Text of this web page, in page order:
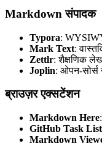
Markdown संपादक
Typora:
Mark Text:
Zettlr: शैक्षणिक
Joplin: ओपन-सोर्स
ब्राउज़र एक्सटेंशन
Markdown Here
GitHub Task
Markdown